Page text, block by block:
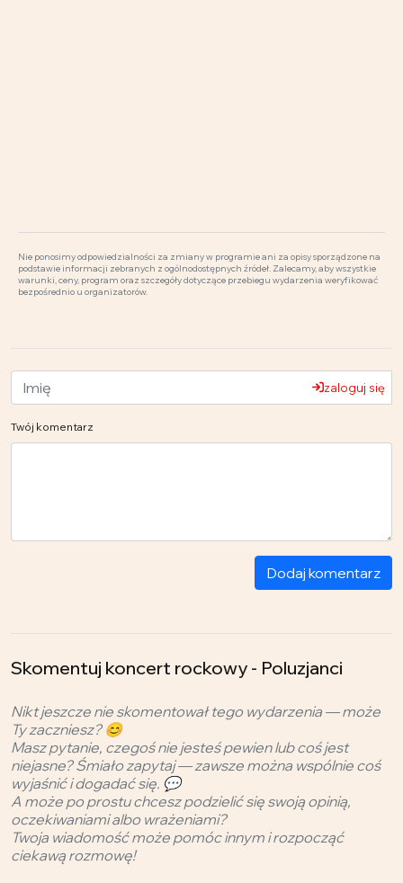
Nie ponosimy odpowiedzialności za zmiany w programie ani za opisy sporządzone na
podstawie informacji zebranych z ogólnodostępnych źródeł. Zalecamy, aby wszystkie
warunki, ceny, program oraz szczegóły dotyczące przebiegu wydarzenia weryfikować
bezpośrednio u organizatorów.
zaloguj się
Twój komentarz
Dodaj komentarz
Skomentuj koncert rockowy - Poluzjanci
Nikt jeszcze nie skomentował tego wydarzenia — może
Ty zaczniesz? 😊
Masz pytanie, czegoś nie jesteś pewien lub coś jest
niejasne? Śmiało zapytaj — zawsze można wspólnie coś
wyjaśnić i dogadać się. 💬
A może po prostu chcesz podzielić się swoją opinią,
oczekiwaniami albo wrażeniami?
Twoja wiadomość może pomóc innym i rozpocząć
ciekawą rozmowę!